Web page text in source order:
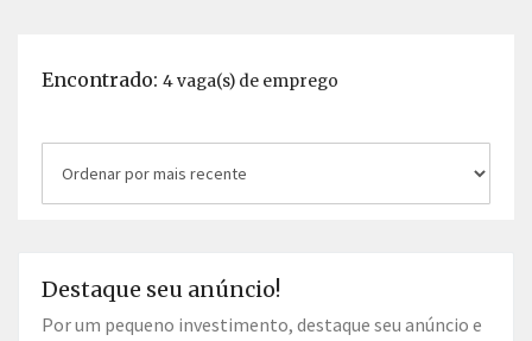
Encontrado: 4 vaga(s) de emprego
Destaque seu anúncio!
Por um pequeno investimento, destaque seu anúncio e